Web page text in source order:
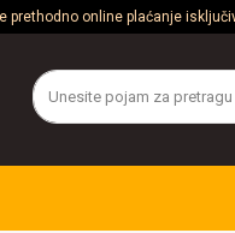
prethodno online plaćanje